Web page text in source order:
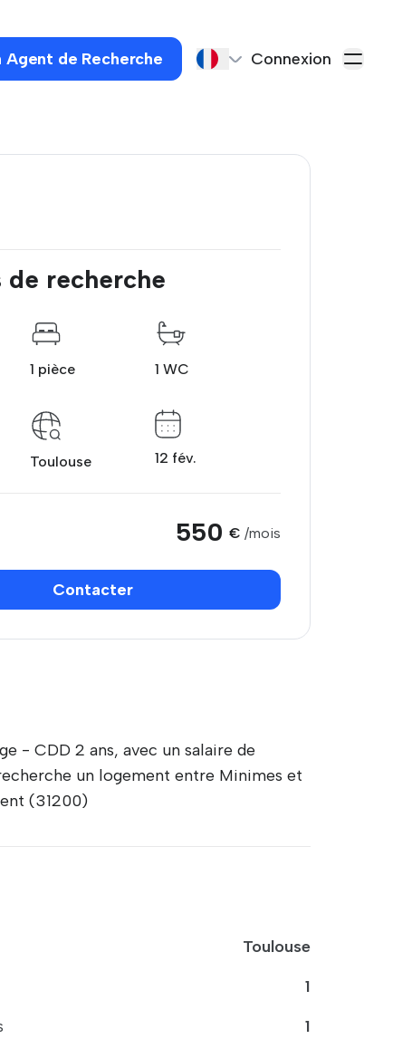
Agent de Recherche Connexion
recherche
1 pièce 1 WC
Toulouse 12 fév.
550 € /mois
Contacter
- CDD 2 ans, avec un salaire de
un logement entre Minimes et
(31200)
Toulouse
1
1